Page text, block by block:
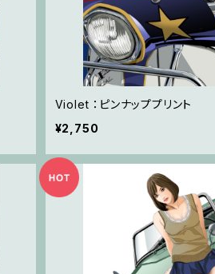
Violet ：ピンナッププリント
¥2,750